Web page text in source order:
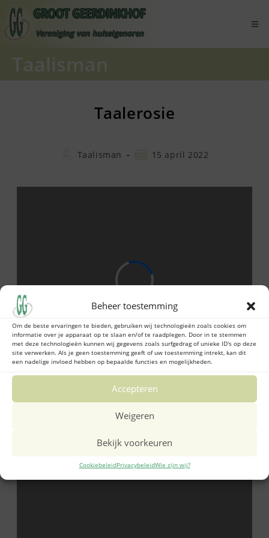
Beheer toestemming
Om de beste ervaringen te bieden, gebruiken wij technologieën zoals cookies om
informatie over je apparaat op te slaan en/of te raadplegen. Door in te stemmen
met deze technologieën kunnen wij gegevens zoals surfgedrag of unieke ID's op deze
site verwerken. Als je geen toestemming geeft of uw toestemming intrekt, kan dit
een nadelige invloed hebben op bepaalde functies en mogelijkheden.
Accepteren
Weigeren
Bekijk voorkeuren
CookiebeleidPrivacybeleidWie zijn wij?
naar
inhoud
Taalisman
Taalerosie
BerichtTaalisman
Bericht15 april 2022